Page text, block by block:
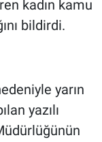
kadın kamu
bildirdi.
yarın
yazılı